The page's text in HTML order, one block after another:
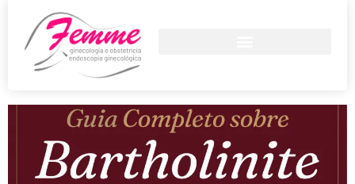
Bartholinite
Bartholinite